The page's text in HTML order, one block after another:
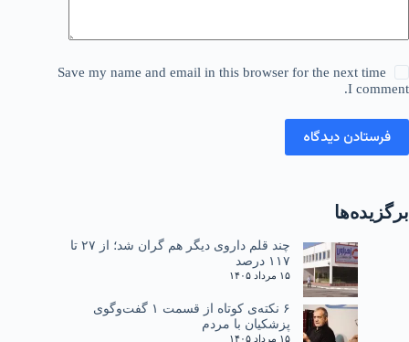
Save my name and email in this browser for the next time
I comment.
فرستادن دیدگاه
برگزیده‌ها
چند قلم داروی دیگر هم گران شد؛ از ۲۷ تا
۱۱۷ درصد
۱۵ مرداد ۱۴۰۵
۶ نکته‌ی کوتاه از قسمت ۱ گفت‌وگوی
پزشکیان با مردم
۱۵ مرداد ۱۴۰۵